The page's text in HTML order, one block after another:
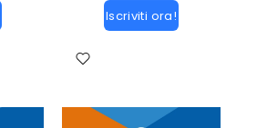
Iscriviti ora!